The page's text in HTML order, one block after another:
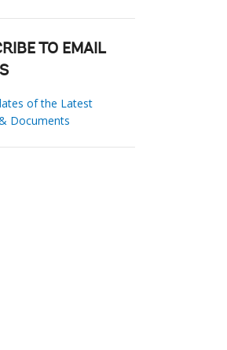
TO EMAIL
of the Latest
Documents